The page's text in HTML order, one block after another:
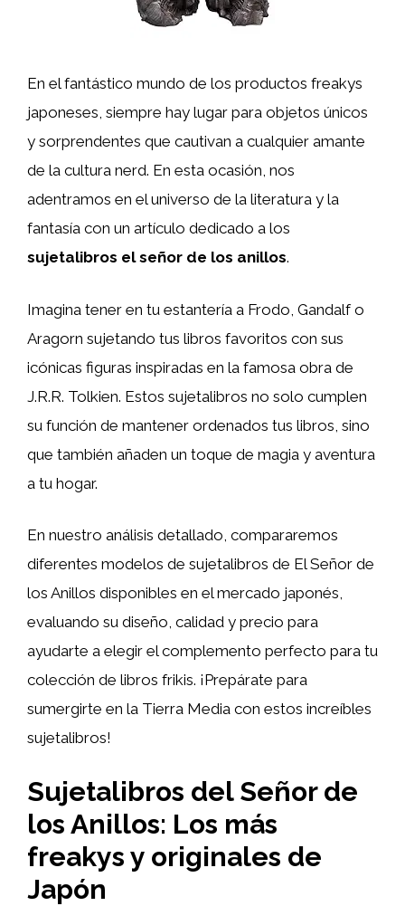
En el fantástico mundo de los productos freakys
japoneses, siempre hay lugar para objetos únicos
y sorprendentes que cautivan a cualquier amante
de la cultura nerd. En esta ocasión, nos
adentramos en el universo de la literatura y la
fantasía con un artículo dedicado a los
sujetalibros el señor de los anillos.
Imagina tener en tu estantería a Frodo, Gandalf o
Aragorn sujetando tus libros favoritos con sus
icónicas figuras inspiradas en la famosa obra de
J.R.R. Tolkien. Estos sujetalibros no solo cumplen
su función de mantener ordenados tus libros, sino
que también añaden un toque de magia y aventura
a tu hogar.
En nuestro análisis detallado, compararemos
diferentes modelos de sujetalibros de El Señor de
los Anillos disponibles en el mercado japonés,
evaluando su diseño, calidad y precio para
ayudarte a elegir el complemento perfecto para tu
colección de libros frikis. ¡Prepárate para
sumergirte en la Tierra Media con estos increíbles
sujetalibros!
Sujetalibros del Señor de
los Anillos: Los más
freakys y originales de
Japón